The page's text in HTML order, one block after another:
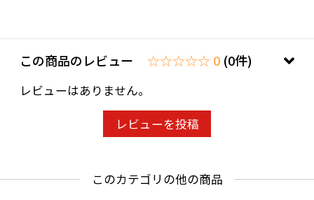
この商品のレビュー ☆☆☆☆☆ 0 (0件)
レビューはありません。
レビューを投稿
このカテゴリの他の商品